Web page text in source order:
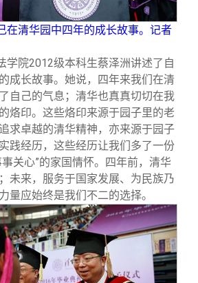
在清华园中四年的成长故事。记者
学院2012级本科生蔡泽洲讲述了自
成长故事。她说，四年来我们在清
自己的气息；清华也真真切切在我
烙印。这些烙印来源于园子里的老
求卓越的清华精神，亦来源于园子
践经历，这些经历让我们多了一份
关心”的家国情怀。四年前，清华
未来，服务于国家发展、为民族乃
量应始终是我们不二的选择。